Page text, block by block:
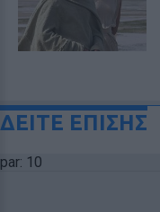
ΔΕΙΤΕ ΕΠΙΣΗΣ
par: 10